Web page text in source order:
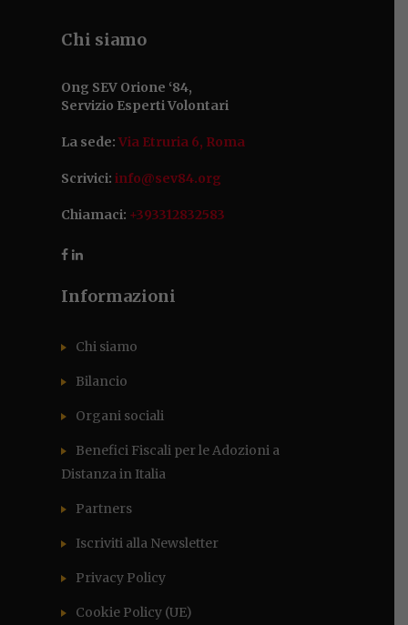
Chi siamo
Ong SEV Orione ‘84,
Servizio Esperti Volontari
La sede: Via Etruria 6, Roma
Scrivici: info@sev84.org
Chiamaci: +393312832583
Informazioni
Chi siamo
Bilancio
Organi sociali
Benefici Fiscali per le Adozioni a
Distanza in Italia
Partners
Iscriviti alla Newsletter
Privacy Policy
Cookie Policy (UE)